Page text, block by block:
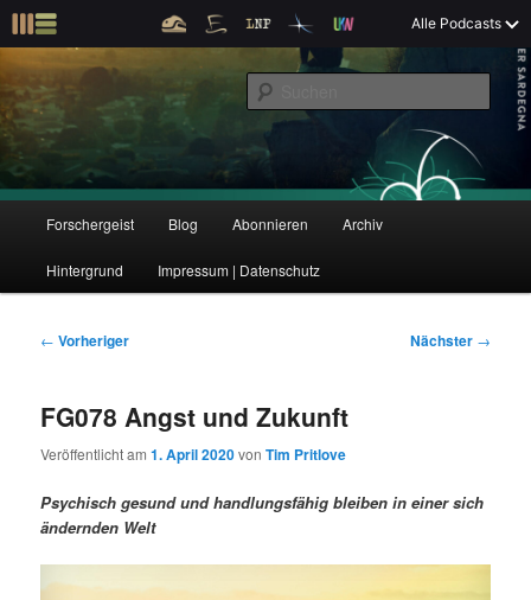
m
p
r
i
ä
Alle Podcasts
Forschergeist
Der Interview-Podcast zu Bildung und Forschung
u
e
p
Z
u
r
m
ä
Z
u
e
u
n
Forschergeist Blog Abonnieren Archiv
Hintergrund Impressum | Datenschutz
B
t
a
s
n
a
v
← Vorheriger Nächster →
FG078 Angst und Zukunft
Veröffentlicht am1. April 2020vonTim Pritlove
Psychisch gesund und handlungsfähig bleiben in einer sich
ändernden Welt